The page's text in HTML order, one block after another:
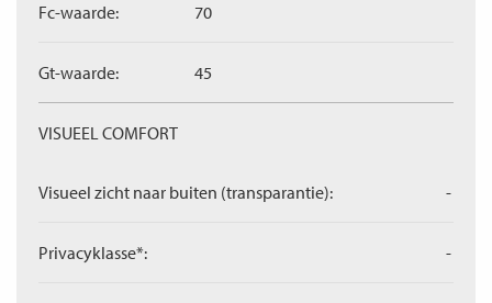
Fc-waarde: 70
Gt-waarde: 45
VISUEEL COMFORT
Visueel zicht naar buiten (transparantie): -
Privacyklasse*: -